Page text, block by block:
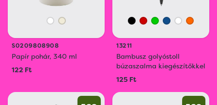
S0209808908
Papír pohár, 340 ml
122 Ft
13211
Bambusz golyóstoll
búzaszalma kiegészítőkkel
125 Ft